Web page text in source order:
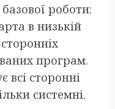
роботи:
в низькій
програм.
всі сторонні
системні.